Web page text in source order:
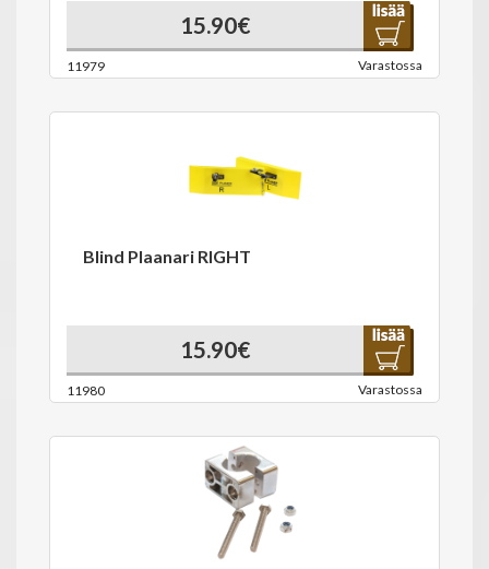
15.90€
11979 Varastossa
Blind Plaanari RIGHT
15.90€
11980 Varastossa